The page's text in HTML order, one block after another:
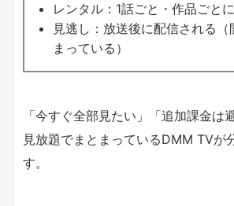
レンタル：1話ごと・作品ごと
見逃し：放送後に配信される
まっている）
「今すぐ全部見たい」「追加課金は
見放題でまとまっているDMM TVが
す。